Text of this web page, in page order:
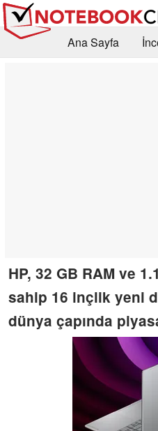
Ana Sayfa
HP, 32 GB RAM ve
sahip 16 inçlik yeni
dünya çapında